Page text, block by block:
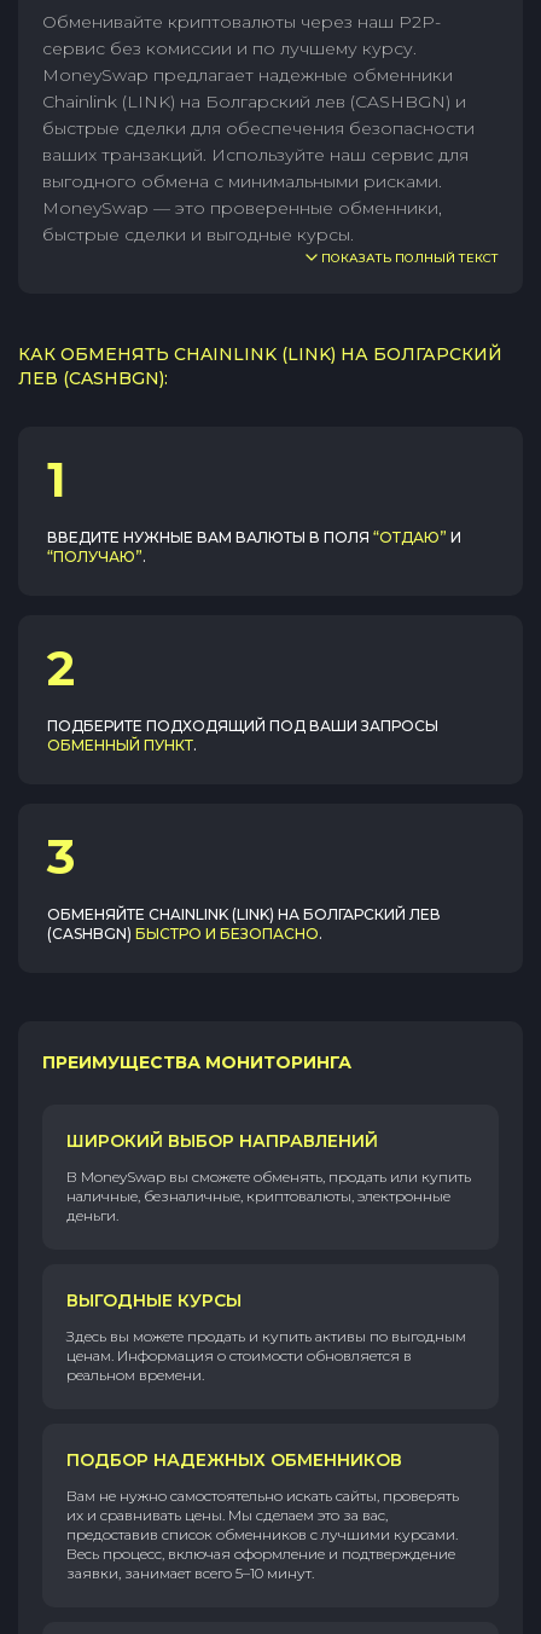
Обменивайте криптовалюты через наш P2P-
сервис без комиссии и по лучшему курсу.
MoneySwap предлагает надежные обменники
Chainlink (LINK) на Болгарский лев (CASHBGN) и
быстрые сделки для обеспечения безопасности
ваших транзакций. Используйте наш сервис для
выгодного обмена с минимальными рисками.
MoneySwap — это проверенные обменники,
быстрые сделки и выгодные курсы.
ПОКАЗАТЬ ПОЛНЫЙ ТЕКСТ
КАК ОБМЕНЯТЬ CHAINLINK (LINK) НА БОЛГАРСКИЙ
ЛЕВ (CASHBGN):
1
ВВЕДИТЕ НУЖНЫЕ ВАМ ВАЛЮТЫ В ПОЛЯ “ОТДАЮ” И
“ПОЛУЧАЮ”.
2
ПОДБЕРИТЕ ПОДХОДЯЩИЙ ПОД ВАШИ ЗАПРОСЫ
ОБМЕННЫЙ ПУНКТ.
3
ОБМЕНЯЙТЕ CHAINLINK (LINK) НА БОЛГАРСКИЙ ЛЕВ
(CASHBGN) БЫСТРО И БЕЗОПАСНО.
ПРЕИМУЩЕСТВА МОНИТОРИНГА
ШИРОКИЙ ВЫБОР НАПРАВЛЕНИЙ
В MoneySwap вы сможете обменять, продать или купить
наличные, безналичные, криптовалюты, электронные
деньги.
ВЫГОДНЫЕ КУРСЫ
Здесь вы можете продать и купить активы по выгодным
ценам. Информация о стоимости обновляется в
реальном времени.
ПОДБОР НАДЕЖНЫХ ОБМЕННИКОВ
Вам не нужно самостоятельно искать сайты, проверять
их и сравнивать цены. Мы сделаем это за вас,
предоставив список обменников с лучшими курсами.
Весь процесс, включая оформление и подтверждение
заявки, занимает всего 5–10 минут.